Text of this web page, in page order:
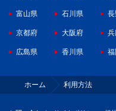
富山県 石川県 長
京都府 大阪府 兵
広島県 香川県 福
ホーム 利用方法